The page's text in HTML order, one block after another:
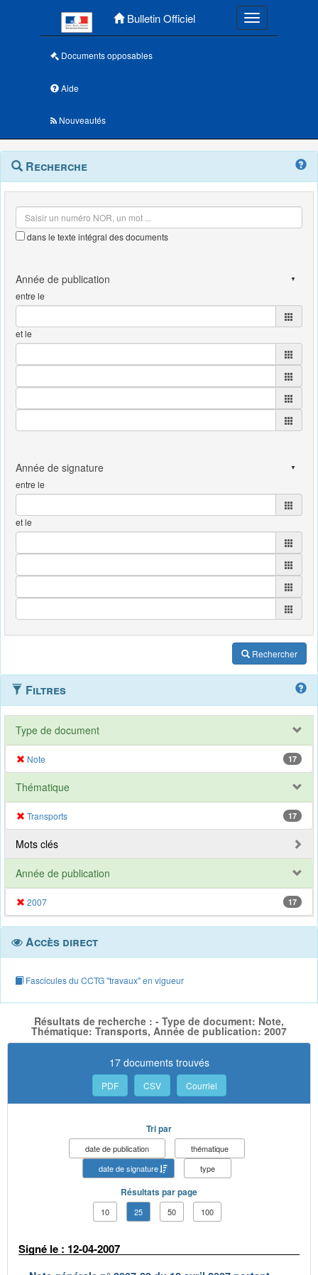
Bulletin Officiel Toggle
Documents opposables
Aide
Nouveautés
Navigation
outils
Menu
contextuel
Recherche
dans le texte intégral des documents
entre le
et le
entre le
et le
Rechercher
Filtres
Type de document
Note 17
Thématique
Transports 17
Mots clés
Année de publication
2007 17
Accès direct
Fascicules du CCTG "travaux" en vigueur
Résultats de recherche : - Type de document: Note,
Thématique: Transports, Année de publication: 2007
17 documents trouvés
PDF CSV Courriel
Tri par
date de publication
thématique
date de signature
type
Résultats par page
10 25 50 100
Signé le : 12-04-2007